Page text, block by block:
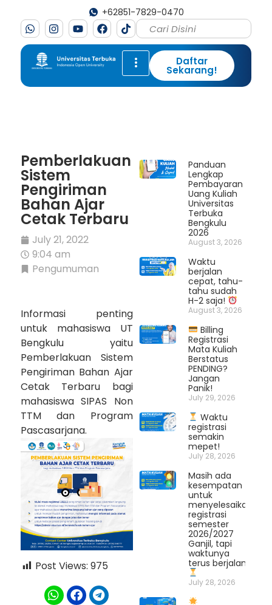
+62851-7829-0470
Daftar
Sekarang!
Pemberlakuan
Sistem
Pengiriman
Bahan Ajar
Cetak Terbaru
July 21, 2022
9:04 am
Pengumuman
Informasi penting
untuk mahasiswa UT
Bengkulu yaitu
Pemberlakuan Sistem
Pengiriman Bahan Ajar
Cetak Terbaru bagi
mahasiswa SIPAS Non
TTM dan Program
Pascasarjana.
Post Views: 975
Panduan
Lengkap
Pembayaran
Uang Kuliah
Universitas
Terbuka
Bengkulu
2026
August 3, 2026
Waktu
berjalan
cepat, tahu-
tahu sudah
H-2 saja!
August 3, 2026
Billing
Registrasi
Mata Kuliah
Berstatus
PENDING?
Jangan
Panik!
July 29, 2026
Waktu
registrasi
semakin
mepet!
July 28, 2026
Masih ada
kesempatan
untuk
menyelesaikan
registrasi
semester
2026/2027
Ganjil, tapi
waktunya
terus berjalan.
July 28, 2026